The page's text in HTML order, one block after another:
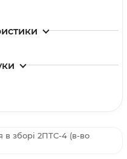
в зборі 2ПТС-4 (в-во